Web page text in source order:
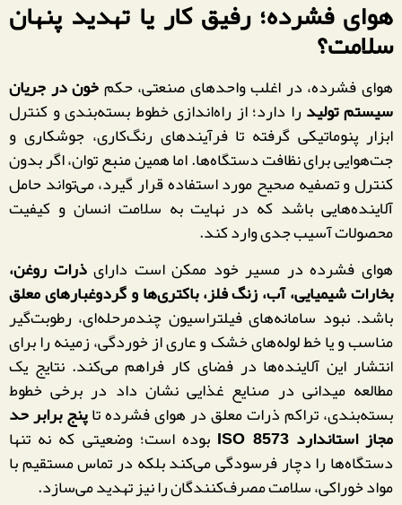
هوای فشرده؛ رفیق کار یا تهدید پنهان
سلامت؟
هوای فشرده، در اغلب واحدهای صنعتی، حکمخون در جریان
سیستم تولیدرا دارد؛ از راه‌اندازی خطوط بسته‌بندی و کنترل
ابزار پنوماتیکی گرفته تا فرآیندهای رنگ‌کاری، جوشکاری و
جت‌هوایی برای نظافت دستگاه‌ها. اما همین منبع توان، اگر بدون
کنترل و تصفیه صحیح مورد استفاده قرار گیرد، می‌تواند حامل
آلاینده‌هایی باشد که در نهایت به سلامت انسان و کیفیت
محصولات آسیب جدی وارد کند.
هوای فشرده در مسیر خود ممکن است دارایذرات روغن،
بخارات شیمیایی، آب، زنگ فلز، باکتری‌ها و گردوغبارهای معلق
باشد. نبود سامانه‌های فیلتراسیون چندمرحله‌ای، رطوبت‌گیر
مناسب و یا خط لوله‌های خشک و عاری از خوردگی، زمینه را برای
انتشار این آلاینده‌ها در فضای کار فراهم می‌کند. نتایج یک
مطالعه میدانی در صنایع غذایی نشان داد در برخی خطوط
بسته‌بندی، تراکم ذرات معلق در هوای فشرده تاپنج برابر حد
مجاز استاندارد ISO 8573 بوده است؛ وضعیتی که نه تنها
دستگاه‌ها را دچار فرسودگی می‌کند بلکه در تماس مستقیم با
مواد خوراکی، سلامت مصرف‌کنندگان را نیز تهدید می‌سازد.